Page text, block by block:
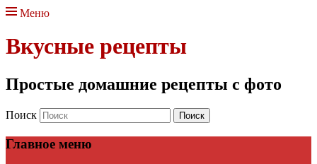
Меню
Вкусные рецепты
Простые домашние рецепты с фото
Поиск
Главное меню